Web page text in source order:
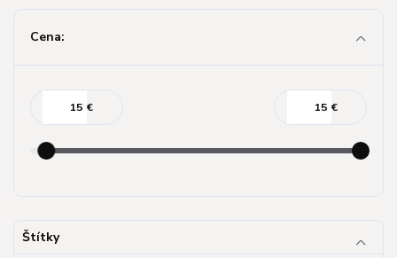
Cena:
€ €
Štítky